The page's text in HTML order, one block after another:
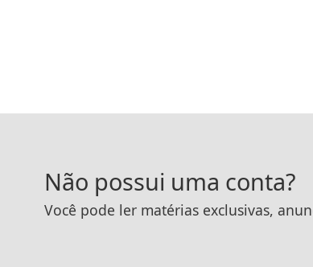
Não possui uma conta?
Você pode ler matérias exclusivas,